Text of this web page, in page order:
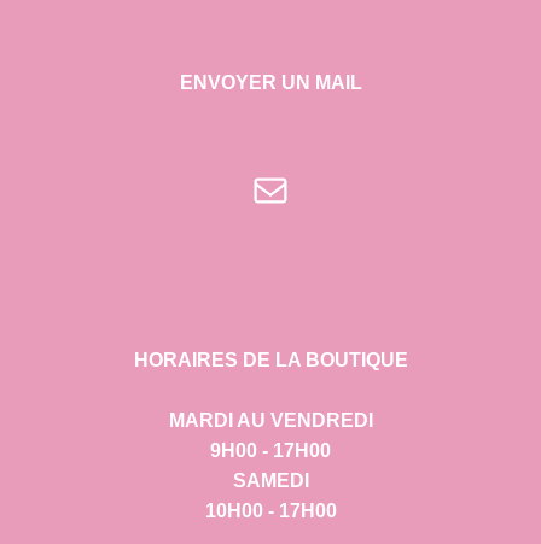
ENVOYER UN MAIL
E-mail
HORAIRES DE LA BOUTIQUE
MARDI AU VENDREDI
9H00 - 17H00
SAMEDI
10H00 - 17H00